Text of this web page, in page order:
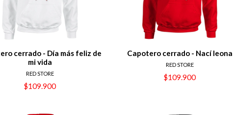
cerrado - Día más feliz de
mi vida
RED STORE
$109.900
Capotero cerrado - Nací leona
RED STORE
$109.900